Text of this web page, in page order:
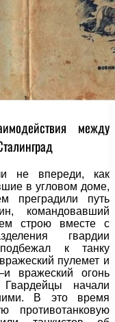
между
не впереди, как
в угловом доме,
преградили путь
командовавший
строю вместе с
гвардии
к танку
пулемет и
вражеский огонь
начали
В это время
противотанковую